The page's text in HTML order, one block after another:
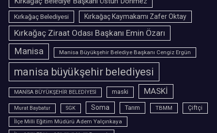
Kırkağaç Belediyesi Kırkağaç Kaymakamı Zafer Oktay
Kırkağaç Ziraat Odası Başkanı Emin Özarı
Manisa Manisa Büyükşehir Belediye Başkanı Cengiz Ergün
manisa büyükşehir belediyesi
MANİSA BÜYÜKŞEHİR BELEDİYESİ maski MASKİ
Murat Baybatur SGK Soma Tarım TBMM
Çiftçi
İlçe Milli Eğitim Müdürü Adem Yalçınkaya